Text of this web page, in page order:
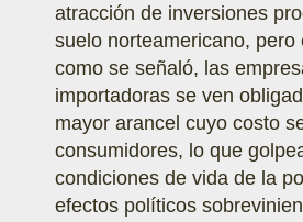
atracción de inversiones
suelo norteamericano, pero
como se señaló, las
importadoras se ven
mayor arancel cuyo costo
consumidores, lo que
condiciones de vida de la
efectos políticos